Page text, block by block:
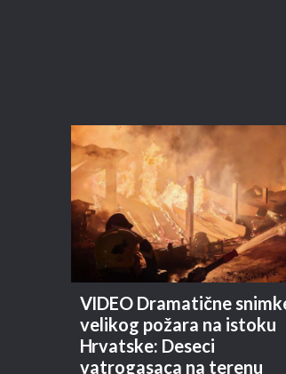
VIDEO Dramatične
velikog požara na istoku
Hrvatske: Deseci
vatrogasaca na terenu